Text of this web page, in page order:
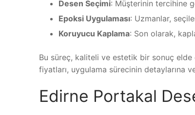
Desen Seçimi: Müşterinin tercihine
Epoksi Uygulaması: Uzmanlar,
Koruyucu Kaplama: Son olarak,
Bu süreç, kaliteli ve estetik bir sonuç
fiyatları, uygulama sürecinin detaylarına
Edirne Portakal